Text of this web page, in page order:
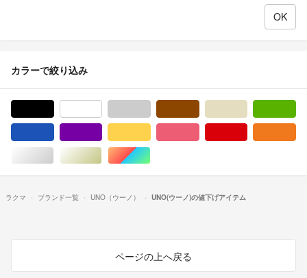
カラーで絞り込み
シルバー/銀色系ゴールド/金色系マルチカラー
ラクマ ブランド一覧 UNO（ウーノ） UNO(ウーノ)の値下げアイテム
ページの上へ戻る